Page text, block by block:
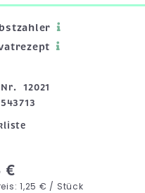
12021
€
1,25 € / Stück